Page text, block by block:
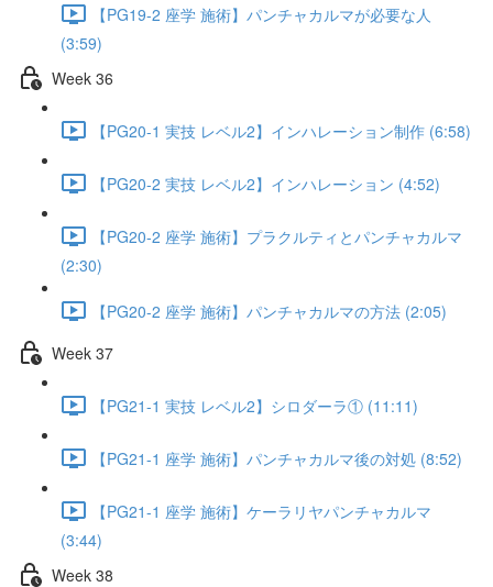
【PG19-2 座学 施術】パンチャカルマが必要な人
(3:59)
Week 36
【PG20-1 実技 レベル2】インハレーション制作 (6:58)
【PG20-2 実技 レベル2】インハレーション (4:52)
【PG20-2 座学 施術】プラクルティとパンチャカルマ
(2:30)
【PG20-2 座学 施術】パンチャカルマの方法 (2:05)
Week 37
【PG21-1 実技 レベル2】シロダーラ① (11:11)
【PG21-1 座学 施術】パンチャカルマ後の対処 (8:52)
【PG21-1 座学 施術】ケーラリヤパンチャカルマ
(3:44)
Week 38